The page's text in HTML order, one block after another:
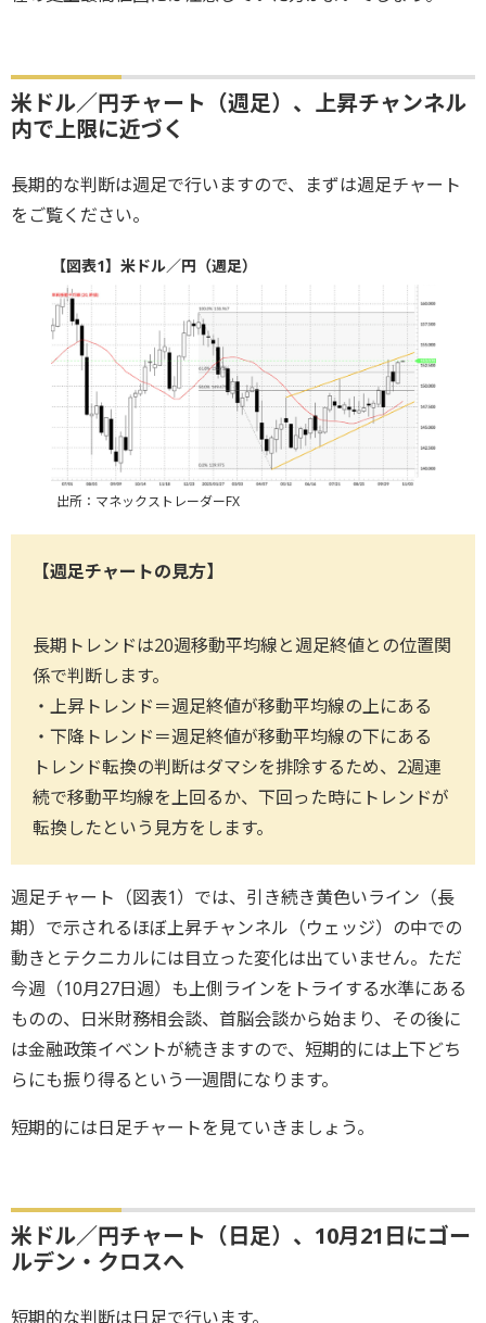
米ドル／円チャート（週足）、上昇チャンネル
内で上限に近づく
長期的な判断は週足で行いますので、まずは週足チャート
をご覧ください。
【図表1】米ドル／円（週足）
出所：マネックストレーダーFX
【週足チャートの見方】
長期トレンドは20週移動平均線と週足終値との位置関
係で判断します。
・上昇トレンド＝週足終値が移動平均線の上にある
・下降トレンド＝週足終値が移動平均線の下にある
トレンド転換の判断はダマシを排除するため、2週連
続で移動平均線を上回るか、下回った時にトレンドが
転換したという見方をします。
週足チャート（図表1）では、引き続き黄色いライン（長
期）で示されるほぼ上昇チャンネル（ウェッジ）の中での
動きとテクニカルには目立った変化は出ていません。ただ
今週（10月27日週）も上側ラインをトライする水準にある
ものの、日米財務相会談、首脳会談から始まり、その後に
は金融政策イベントが続きますので、短期的には上下どち
らにも振り得るという一週間になります。
短期的には日足チャートを見ていきましょう。
米ドル／円チャート（日足）、10月21日にゴー
ルデン・クロスへ
短期的な判断は日足で行います。